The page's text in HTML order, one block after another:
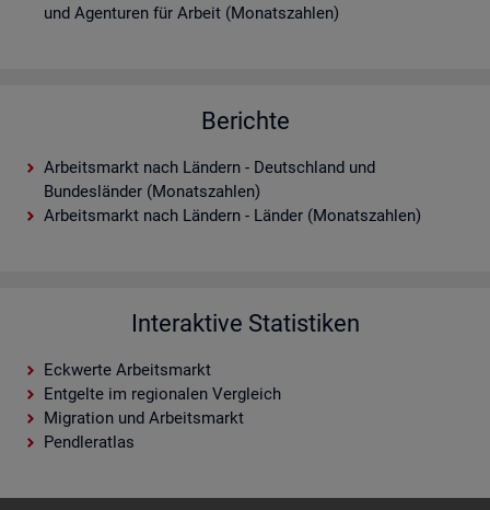
und Agenturen für Arbeit (Monatszahlen)
Berichte
Arbeitsmarkt nach Ländern - Deutschland und
Bundesländer (Monatszahlen)
Arbeitsmarkt nach Ländern - Länder (Monatszahlen)
Interaktive Statistiken
Eckwerte Arbeitsmarkt
Entgelte im regionalen Vergleich
Migration und Arbeitsmarkt
Pendleratlas